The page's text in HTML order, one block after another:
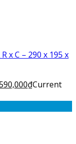
x C – 290 x 195 x
₫Current